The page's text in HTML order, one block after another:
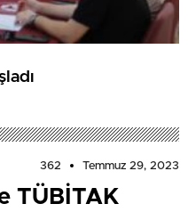
362 Temmuz 29, 2023
TÜBİTAK